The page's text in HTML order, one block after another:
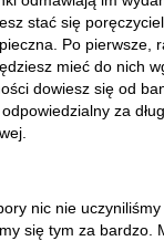
stać się
Po pierwsze,
mieć do nich
dowiesz się od
za
nic nie uczyniliśmy
się tym za bardzo.